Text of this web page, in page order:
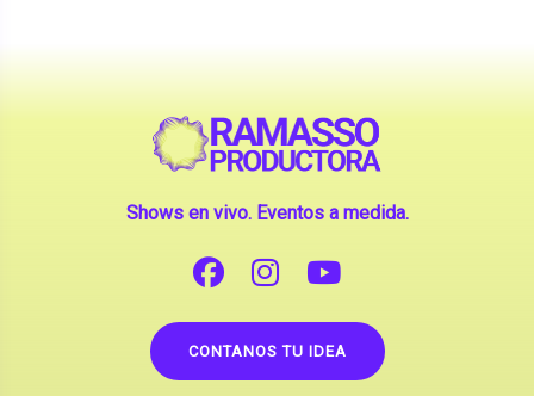
Shows en vivo. Eventos a medida.
CONTANOS TU IDEA